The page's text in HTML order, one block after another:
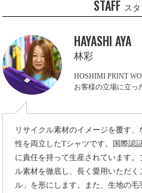
STAFF ス
HAYASHI AYA
林彩
HOSHIMI PRINT
お客様の立場に立っ
リサイクル素材のイメージを覆す
性を両立したTシャツです。国際認
に責任を持って生産されています
ル素材を徹底し、長く愛用いただ
ル」を形にします。また、生地の